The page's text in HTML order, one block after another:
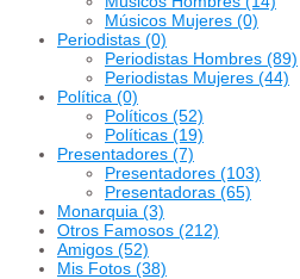
Músicos Mujeres (0)
Periodistas (0)
Periodistas Hombres (89)
Periodistas Mujeres (44)
Política (0)
Políticos (52)
Políticas (19)
Presentadores (7)
Presentadores (103)
Presentadoras (65)
Monarquia (3)
Otros Famosos (212)
Amigos (52)
Mis Fotos (38)